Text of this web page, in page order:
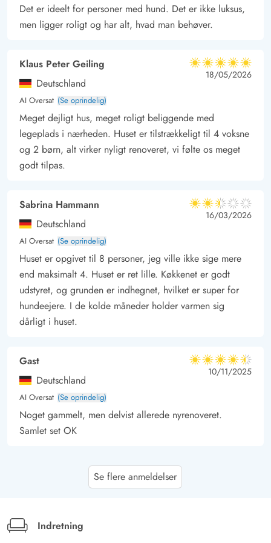
køleskabet fyldt med proviant.
Området omkring Houstrup byder også på en række lokale
Blåbjerg Klitplantage, hvor I kan tage på vandreture gennem
det smukke landskab, eller tag en dagstur til Nymindegab
Museum, hvor I kan dykke ned i områdets kulturelle historie.
Der er også mulighed for at opleve den fascinerende Tirpitz-
bunker, som er blevet omdannet til et museum, der fortæller
historier fra Anden Verdenskrig.
Det er ideelt for personer med hund. Det er ikke luksus,
men ligger roligt og har alt, hvad man behøver.
Klaus Peter Geiling
Deutschland
AI Oversat (Se oprindelig)
5 ud af 5
5 ud af 5
5 out of 5
18/05/2026
Meget dejligt hus, meget roligt beliggende med
legeplads i nærheden. Huset er tilstrækkeligt til 4 voksne
og 2 børn, alt virker nyligt renoveret, vi følte os meget
godt tilpas.
Sabrina Hammann
Deutschland
AI Oversat (Se oprindelig)
2.5 ud af 5
2.5 ud af 5
2.5 out of 5
16/03/2026
Huset er opgivet til 8 personer, jeg ville ikke sige mere
end maksimalt 4. Huset er ret lille. Køkkenet er godt
udstyret, og grunden er indhegnet, hvilket er super for
hundeejere. I de kolde måneder holder varmen sig
dårligt i huset.
Gast
Deutschland
AI Oversat (Se oprindelig)
4.5 ud af 5
4.5 ud af 5
4.5 out of 5
10/11/2025
Noget gammelt, men delvist allerede nyrenoveret.
Samlet set OK
Skønt sommerhus med stor indhegnet grund. Gode
Se flere anmeldelser
Indretning